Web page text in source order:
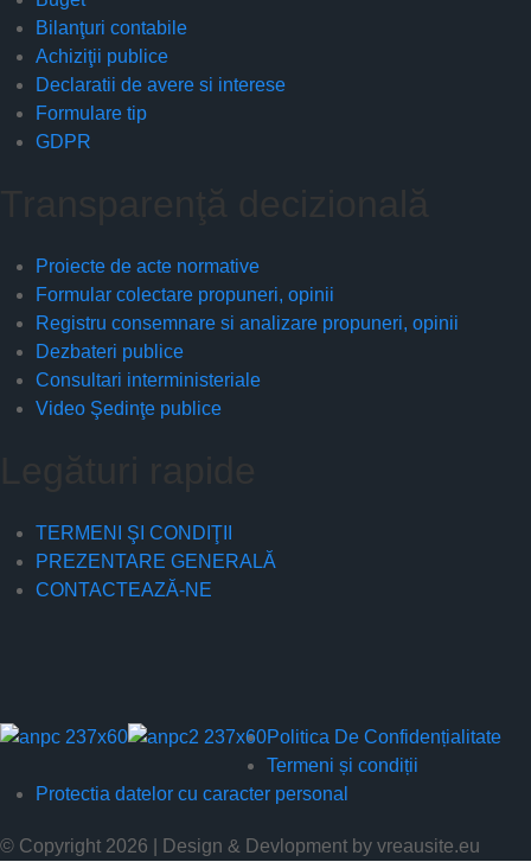
Bilanţuri contabile
Achiziţii publice
Declaratii de avere si interese
Formulare tip
GDPR
Proiecte de acte normative
Formular colectare propuneri, opinii
Registru consemnare si analizare propuneri, opinii
Dezbateri publice
Consultari interministeriale
Video Şedinţe publice
TERMENI ŞI CONDIŢII
PREZENTARE GENERALĂ
CONTACTEAZĂ-NE
Politica De Confidențialitate
Termeni și condiții
Protectia datelor cu caracter personal
© Copyright 2026 | Design & Devlopment by vreausite.eu